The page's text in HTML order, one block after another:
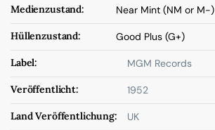
Medienzustand: Near Mint (NM or M-)
Hüllenzustand: Good Plus (G+)
Label: MGM Records
Veröffentlicht: 1952
Land Veröffentlichung: UK